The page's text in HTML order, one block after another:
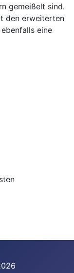
gemeißelt sind.
den erweiterten
eine